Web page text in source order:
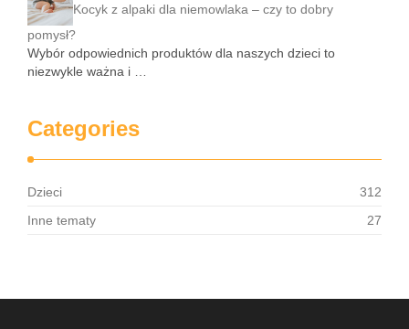
Kocyk z alpaki dla niemowlaka – czy to dobry
pomysł?
Wybór odpowiednich produktów dla naszych dzieci to
niezwykle ważna i …
Categories
Dzieci
312
Inne tematy
27